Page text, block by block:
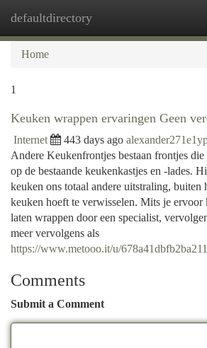
defaultdirectory
Home
1
Keuken wrappen ervaringen Geen
Internet 443 days ago
Andere Keukenfrontjes bestaan frontjes die
op de bestaande keukenkastjes en -lades.
keuken ons totaal andere uitstraling, buiten
keuken hoeft te verwisselen. Mits je ervoor
laten wrappen door een specialist,
meer vervolgens als
https://www.metooo.it/u/
Comments
Submit a Comment